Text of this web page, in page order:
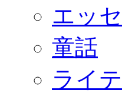
エッ
童話
ライ